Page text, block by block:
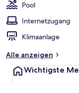
Pool
Internetzugang
Klimaanlage
Alle anzeigen
Wichtigste